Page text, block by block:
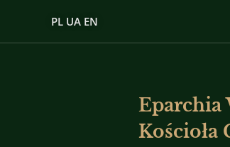
PL UA EN
Eparchia
Kościoła